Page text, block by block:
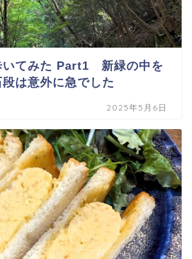
いてみた Part1 新緑の中を
は意外に急でした
2025年5月6日